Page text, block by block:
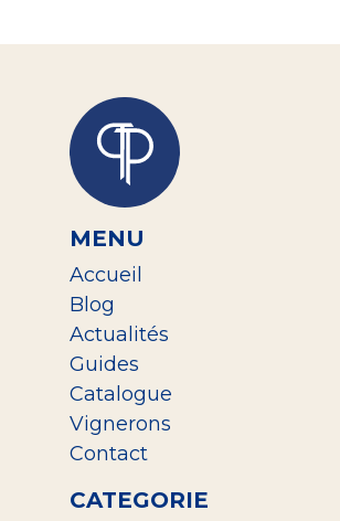
MENU
Accueil
Blog
Actualités
Guides
Catalogue
Vignerons
Contact
CATEGORIE